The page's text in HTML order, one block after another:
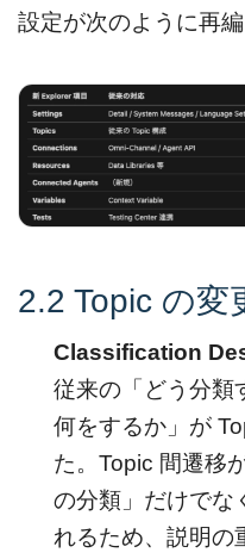
設定が次のように再編
2.2 Topic の変
Classification
従来の「どう分類
何をするか」が
た。Topic 間遷移
の分類」だけでな
れるため、説明の